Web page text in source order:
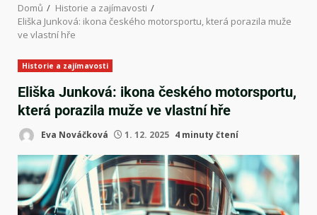
Domů
Historie a zajímavosti
Eliška Junková: ikona českého motorsportu, která porazila muže
ve vlastní hře
Historie a zajímavosti
Eliška Junková: ikona českého motorsportu,
která porazila muže ve vlastní hře
Eva Nováčková 1. 12. 2025 4 minuty čtení